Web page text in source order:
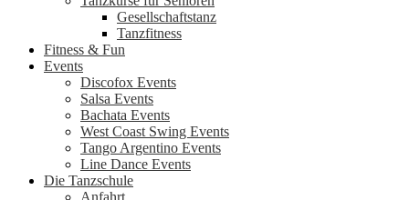
Gesellschaftstanz
Tanzfitness
Fitness & Fun
Events
Discofox Events
Salsa Events
Bachata Events
West Coast Swing Events
Tango Argentino Events
Line Dance Events
Die Tanzschule
Anfahrt